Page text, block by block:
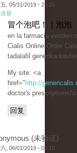
, 05/31/2019 - 23:25
接
冒个泡吧！ | 泡泡
en la farmacia venden
Cialis Online Order
tadalafil generika
My site: <a
href=" http://
doctor's prescription</
回复
(未验证)
, 06/01/2019 - 03:10